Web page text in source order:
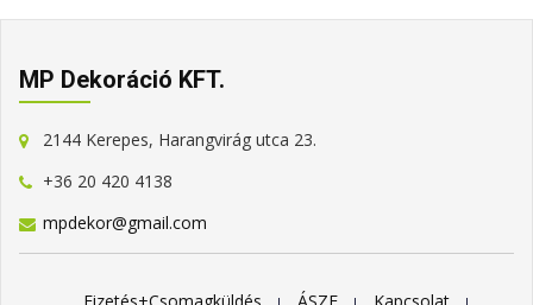
MP Dekoráció KFT.
2144 Kerepes, Harangvirág utca 23.
+36 20 420 4138
mpdekor@gmail.com